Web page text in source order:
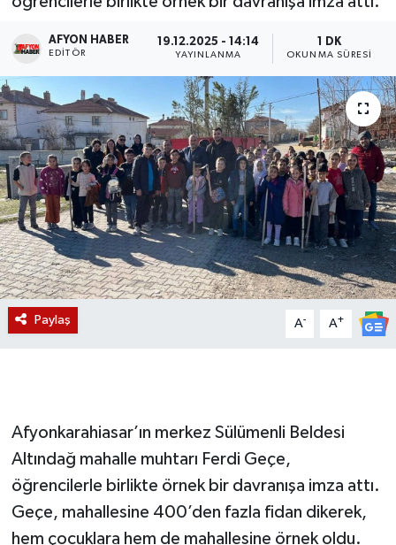
AFYON HABER
EDITÖR
19.12.2025 - 14:14
YAYINLANMA
1 DK
OKUNMA SÜRESI
Paylaş A- A+
Afyonkarahiasar’ın merkez Sülümenli Beldesi
Altındağ mahalle muhtarı Ferdi Geçe,
öğrencilerle birlikte örnek bir davranışa imza attı.
Geçe, mahallesine 400’den fazla fidan dikerek,
hem çocuklara hem de mahallesine örnek oldu.
Etkinlikler